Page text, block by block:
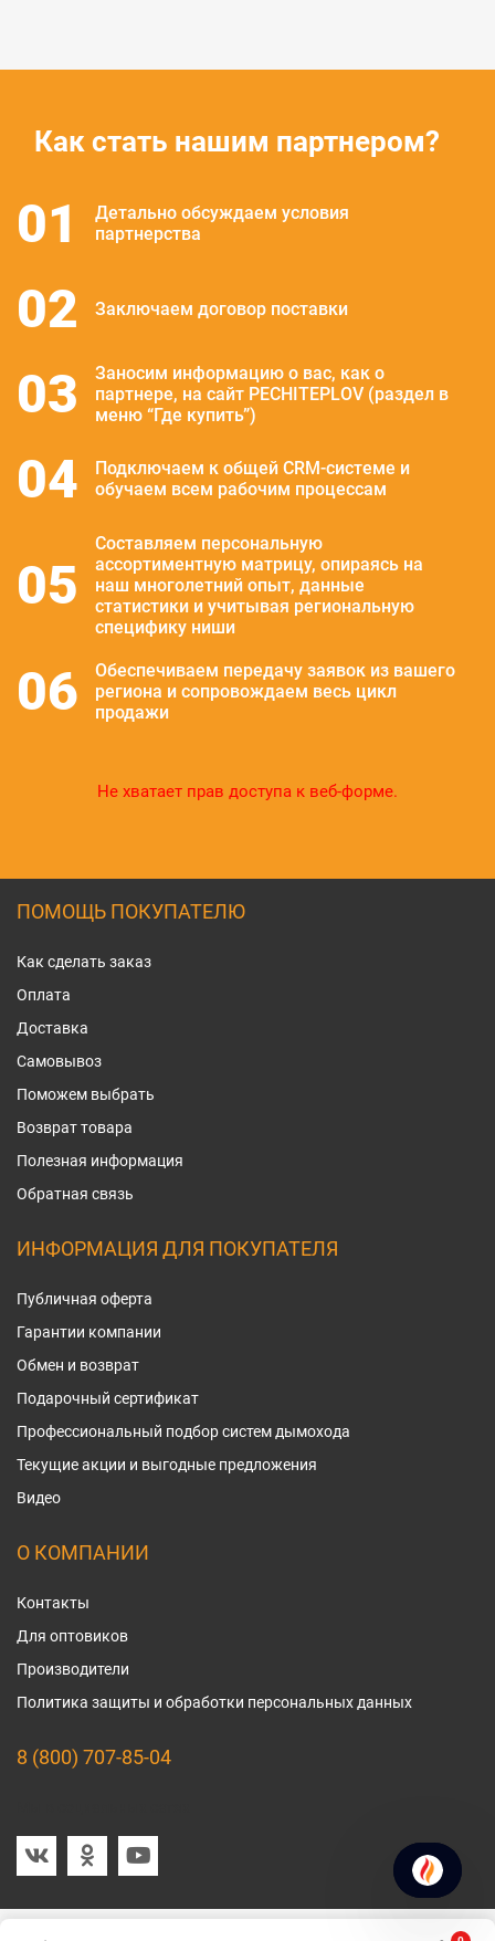
Как стать нашим партнером?
01
Детально обсуждаем условия
партнерства
02 Заключаем договор поставки
03
Заносим информацию о вас, как о
партнере, на сайт PECHITEPLOV (раздел в
меню “Где купить”)
04
Подключаем к общей CRM-системе и
обучаем всем рабочим процессам
05
Составляем персональную
ассортиментную матрицу, опираясь на
наш многолетний опыт, данные
статистики и учитывая региональную
специфику ниши
06
Обеспечиваем передачу заявок из вашего
региона и сопровождаем весь цикл
продажи
Не хватает прав доступа к веб-форме.
ПОМОЩЬ ПОКУПАТЕЛЮ
Как сделать заказ
Оплата
Доставка
Самовывоз
Поможем выбрать
Возврат товара
Полезная информация
Обратная связь
ИНФОРМАЦИЯ ДЛЯ ПОКУПАТЕЛЯ
Публичная оферта
Гарантии компании
Обмен и возврат
Подарочный сертификат
Профессиональный подбор систем дымохода
Текущие акции и выгодные предложения
Видео
О КОМПАНИИ
Контакты
Для оптовиков
Производители
Политика защиты и обработки персональных данных
8 (800) 707-85-04